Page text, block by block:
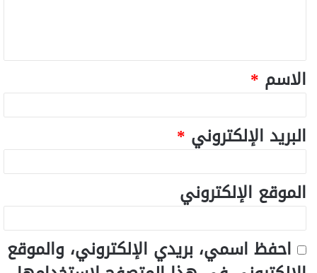
الاسم *
البريد الإلكتروني *
الموقع الإلكتروني
احفظ اسمي، بريدي الإلكتروني، والموقع